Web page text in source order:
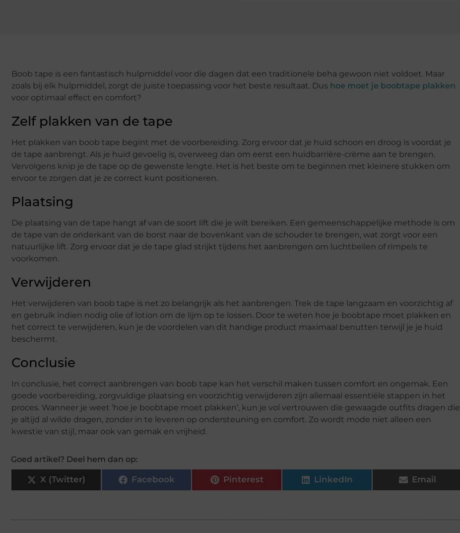
Boob tape is een fantastisch hulpmiddel voor die dagen dat een traditionele beha gewoon niet voldoet. Maar
zoals bij elk hulpmiddel, zorgt de juiste toepassing voor het beste resultaat. Dus hoe moet je boobtape plakken
voor optimaal effect en comfort?
Zelf plakken van de tape
Het plakken van boob tape begint met de voorbereiding. Zorg ervoor dat je huid schoon en droog is voordat je
de tape aanbrengt. Als je huid gevoelig is, overweeg dan om eerst een huidbarrière-crème aan te brengen.
Vervolgens knip je de tape op de gewenste lengte. Het is het beste om te beginnen met kleinere stukken om
ervoor te zorgen dat je ze correct kunt positioneren.
Plaatsing
De plaatsing van de tape hangt af van de soort lift die je wilt bereiken. Een gemeenschappelijke methode is om
de tape van de onderkant van de borst naar de bovenkant van de schouder te brengen, wat zorgt voor een
natuurlijke lift. Zorg ervoor dat je de tape glad strijkt tijdens het aanbrengen om luchtbellen of rimpels te
voorkomen.
Verwijderen
Het verwijderen van boob tape is net zo belangrijk als het aanbrengen. Trek de tape langzaam en voorzichtig af
en gebruik indien nodig olie of lotion om de lijm op te lossen. Door te weten hoe je boobtape moet plakken en
het correct te verwijderen, kun je de voordelen van dit handige product maximaal benutten terwijl je je huid
beschermt.
Conclusie
In conclusie, het correct aanbrengen van boob tape kan het verschil maken tussen comfort en ongemak. Een
goede voorbereiding, zorgvuldige plaatsing en voorzichtig verwijderen zijn allemaal essentiële stappen in het
proces. Wanneer je weet ‘hoe je boobtape moet plakken’, kun je vol vertrouwen die gewaagde outfits dragen die
je altijd al wilde dragen, zonder in te leveren op ondersteuning en comfort. Zo wordt mode niet alleen een
kwestie van stijl, maar ook van gemak en vrijheid.
Goed artikel? Deel hem dan op:
X (Twitter) Facebook Pinterest LinkedIn Email